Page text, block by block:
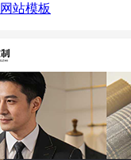
站模板